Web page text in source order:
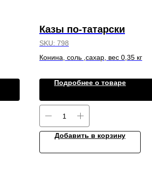
Казы по-татарски
SKU: 798
Конина, соль ,сахар, вес 0,35 кг
Подробнее о товаре
Добавить в корзину